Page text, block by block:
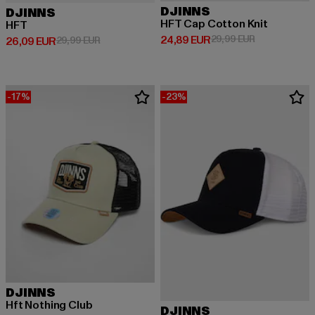
DJINNS
HFT
26,09 EUR
Derzeitiger Preis: 26,09 EUR
29,99 EURAktionspreis: 29,99 EUR
DJINNS
HFT Cap Cotton Knit
24,89 EUR
Derzeitiger Preis: 24,89 EUR
29,99 EURAktionspreis:
-17%
DJINNS
Hft Nothing Club
-23%
DJINNS